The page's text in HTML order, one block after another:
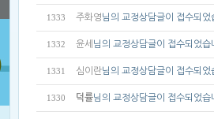
1333 주화영님의 교정상담글이 접수되었
1332 윤세 님의 교정상담글이 접수되었습
1331 심이란님의 교정상담글이 접수되었
1330 덕률님의 교정상담글이 접수되었습